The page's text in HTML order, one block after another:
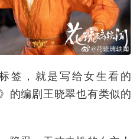
签，就是写给女生看的
的编剧王晓翠也有类似的